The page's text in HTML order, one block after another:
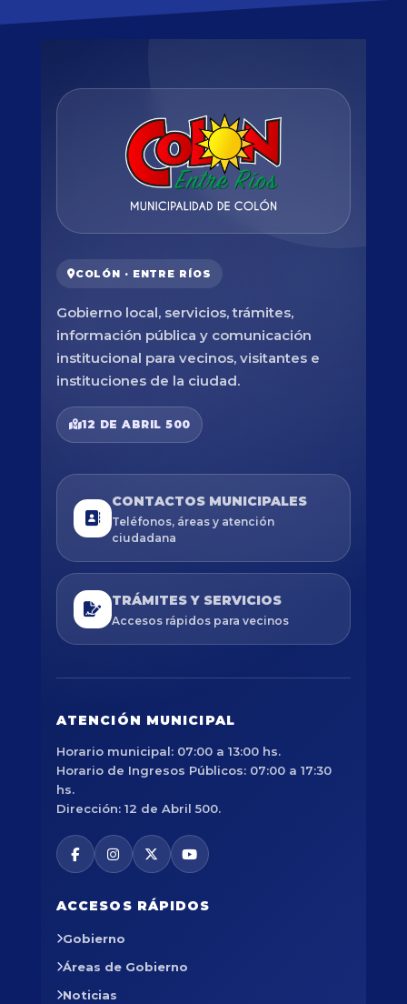
COLÓN · ENTRE RÍOS
Gobierno local, servicios, trámites,
información pública y comunicación
institucional para vecinos, visitantes e
instituciones de la ciudad.
12 DE ABRIL 500
CONTACTOS MUNICIPALES
Teléfonos, áreas y atención
ciudadana
TRÁMITES Y SERVICIOS
Accesos rápidos para vecinos
ATENCIÓN MUNICIPAL
Horario municipal: 07:00 a 13:00 hs.
Horario de Ingresos Públicos: 07:00 a 17:30
hs.
Dirección: 12 de Abril 500.
ACCESOS RÁPIDOS
Gobierno
Áreas de Gobierno
Noticias